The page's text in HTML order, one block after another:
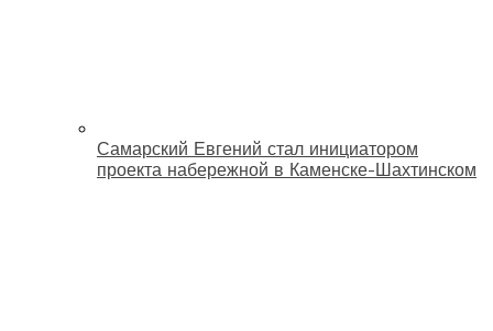
Самарский Евгений стал инициатором
проекта набережной в Каменске-Шахтинском